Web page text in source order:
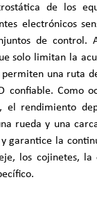
de los
electrónicos
de control.
solo limitan la
permiten una ruta
confiable. Como
el rendimiento
rueda y una
garantice la
los cojinetes, la